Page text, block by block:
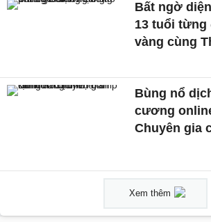
Bất ngờ
13 tuổi
vàng cùng
Bùng nổ
cương
Chuyên gia
Xem thêm